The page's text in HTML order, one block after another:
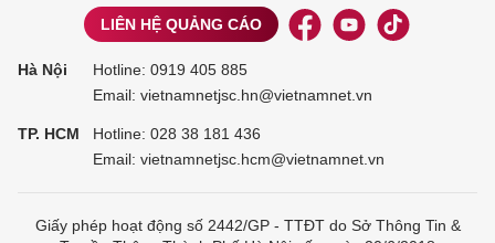
LIÊN HỆ QUẢNG CÁO
Hà Nội Hotline: 0919 405 885
Email: vietnamnetjsc.hn@vietnamnet.vn
TP. HCM Hotline: 028 38 181 436
Email: vietnamnetjsc.hcm@vietnamnet.vn
Giấy phép hoạt động số 2442/GP - TTĐT do Sở Thông Tin &